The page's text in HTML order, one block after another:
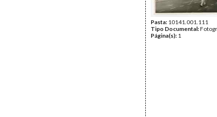
Pasta: 10141.001.111
Tipo Documental:
Página(s): 1